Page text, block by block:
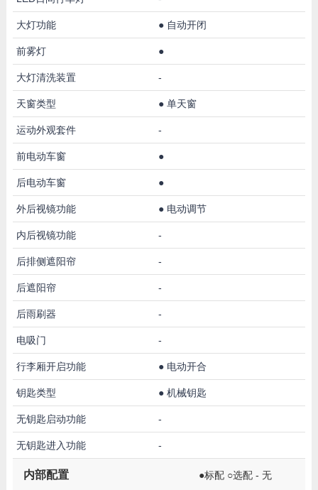
大灯功能 ● 自动开闭
前雾灯 ●
大灯清洗装置 -
天窗类型 ● 单天窗
运动外观套件 -
前电动车窗 ●
后电动车窗 ●
外后视镜功能 ● 电动调节
内后视镜功能 -
后排侧遮阳帘 -
后遮阳帘 -
后雨刷器 -
电吸门 -
行李厢开启功能 ● 电动开合
钥匙类型 ● 机械钥匙
无钥匙启动功能 -
无钥匙进入功能 -
内部配置 ●标配 ○选配 - 无